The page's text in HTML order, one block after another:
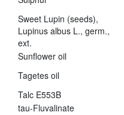
Sweet Lupin (seeds),
Lupinus albus L., germ.,
ext.
Sunflower oil
Tagetes oil
Talc E553B
tau-Fluvalinate